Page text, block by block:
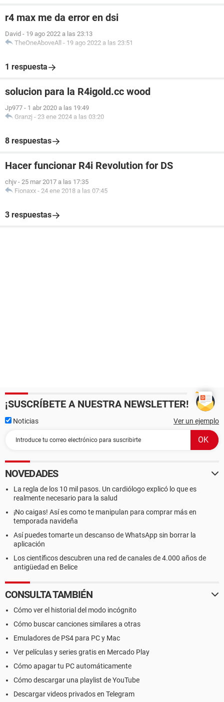
r4 max me da error en dsi
David - 19 ago 2022 a las 23:13
TheOneAboveAll - 19 ago 2022 a las 23:51
1 respuesta
solucion para la R4igold.cc wood
Jp977 - 1 abr 2020 a las 19:49
Granzj - 23 ene 2024 a las 03:20
8 respuestas
Hacer funcionar R4i Revolution for DS
chjv - 25 mar 2017 a las 17:35
Fionaxx - 24 ene 2018 a las 07:45
3 respuestas
¡SUSCRÍBETE A NUESTRA NEWSLETTER!
Noticias Ver un ejemplo
NOVEDADES
La regla de los 10 mil pasos. Un cardiólogo explicó lo que es
realmente necesario para la salud
¡No caigas! Así es como te manipulan para comprar más en
temporada navideña
Así puedes tomarte un descanso de WhatsApp sin borrar la
aplicación
Los científicos descubren una red de canales de 4.000 años de
antigüedad en Belice
CONSULTA TAMBIÉN
Cómo ver el historial del modo incógnito
Cómo buscar canciones similares a otras
Emuladores de PS4 para PC y Mac
Ver películas y series gratis en Mercado Play
Cómo apagar tu PC automáticamente
Cómo descargar una playlist de YouTube
Descargar videos privados en Telegram